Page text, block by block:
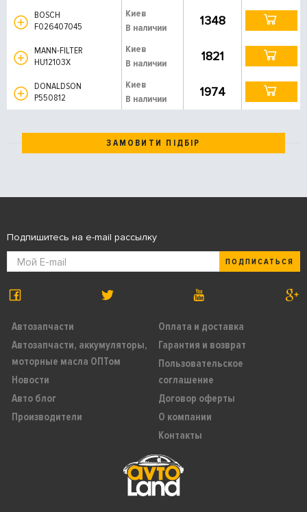
BOSCH
F026407045
Киев
В наличии
1348
MANN-FILTER
HU12103X
Киев
В наличии
1821
DONALDSON
P550812
Киев
В наличии
1974
ЗАМОВИТИ ПІДБІР
Автозапчасти
Автозапчасти, аккумуляторы,
моторные масла ОПТом
Новости
Авто блог
Производители
Оплата и доставка
Гарантия и возврат
Пользовательское
соглашение
Договор оферты
О компании
Контакты
Подпишитесь на e-mail рассылку
ПОДПИСАТЬСЯ